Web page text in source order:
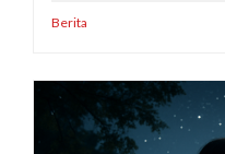
Berita